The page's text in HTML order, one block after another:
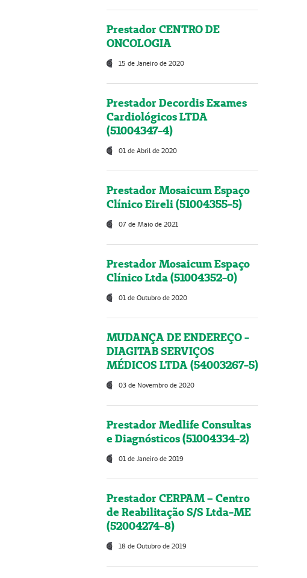
Prestador CENTRO DE
ONCOLOGIA
15 de Janeiro de 2020
Prestador Decordis Exames
Cardiológicos LTDA
(51004347-4)
01 de Abril de 2020
Prestador Mosaicum Espaço
Clínico Eireli (51004355-5)
07 de Maio de 2021
Prestador Mosaicum Espaço
Clínico Ltda (51004352-0)
01 de Outubro de 2020
MUDANÇA DE ENDEREÇO -
DIAGITAB SERVIÇOS
MÉDICOS LTDA (54003267-5)
03 de Novembro de 2020
Prestador Medlife Consultas
e Diagnósticos (51004334-2)
01 de Janeiro de 2019
Prestador CERPAM – Centro
de Reabilitação S/S Ltda-ME
(52004274-8)
18 de Outubro de 2019